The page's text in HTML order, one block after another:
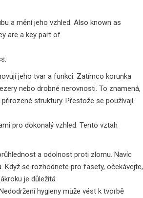
a mění jeho vzhled. Also known as
are a key part of
jeho tvar a funkci. Zatímco korunka
nebo drobné nerovnosti. To znamená,
struktury. Přestože se používají
pro dokonalý vzhled. Tento vztah
a odolnost proti zlomu. Navíc
Když se rozhodnete pro fasety, očekávejte,
je důležitá
hygieny může vést k tvorbě